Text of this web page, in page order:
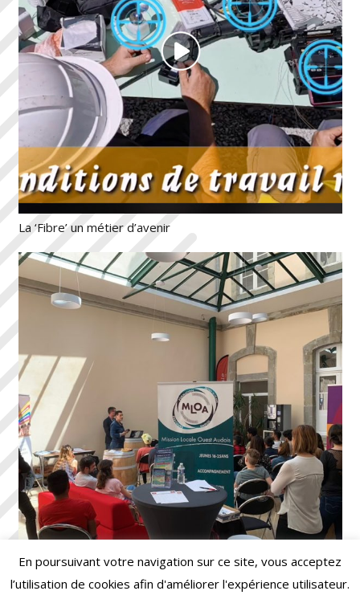
La ‘Fibre’ un métier d’avenir
Mon projet pro, Ma Formation : Mode d’emploi
En poursuivant votre navigation sur ce site, vous acceptez
l’utilisation de cookies afin d'améliorer l'expérience utilisateur.